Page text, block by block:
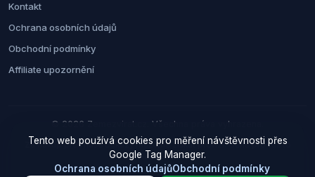
Kontakt
Ochrana osobních údajů
Obchodní podmínky
Affiliate upozornění
© 2026 Zemezvirat.cz. Všechna práva vyhrazena.
Za nákup přes naše odkazy můžeme získat provizi. Cenu pro vás to
neovlivní.
Tento web používá cookies pro měření návštěvnosti přes
Google Tag Manager.
Ochrana osobních údajůObchodní podmínky